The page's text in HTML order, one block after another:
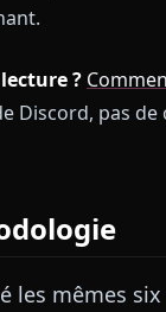
?
Discord, pas
les mêmes